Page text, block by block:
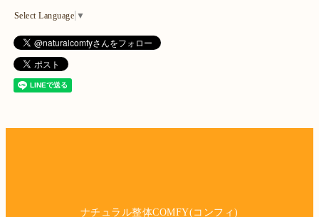
Select Language ▼
ナチュラル整体COMFY(コンフィ)